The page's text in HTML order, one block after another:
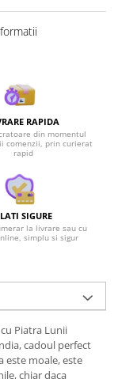
RAPIDA
din momentul
comenzii, prin curierat
rapid
SIGURE
la livrare sau cu
simplu si sigur
Piatra Lunii
cadoul perfect
este moale, este
chiar daca